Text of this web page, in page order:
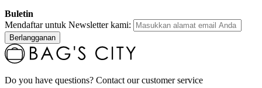
Buletin
Mendaftar untuk Newsletter kami:
Berlangganan
Do you have questions? Contact our customer service